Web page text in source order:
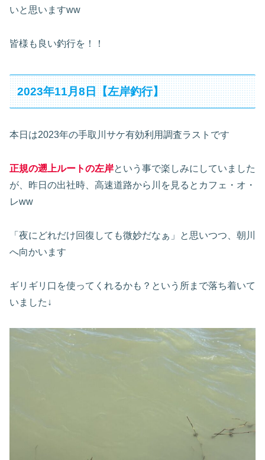
いと思いますww
皆様も良い釣行を！！
2023年11月8日【左岸釣行】
本日は2023年の手取川サケ有効利用調査ラストです
正規の遡上ルートの左岸という事で楽しみにしていました
が、昨日の出社時、高速道路から川を見るとカフェ・オ・
レww
「夜にどれだけ回復しても微妙だなぁ」と思いつつ、朝川
へ向かいます
ギリギリ口を使ってくれるかも？という所まで落ち着いて
いました↓